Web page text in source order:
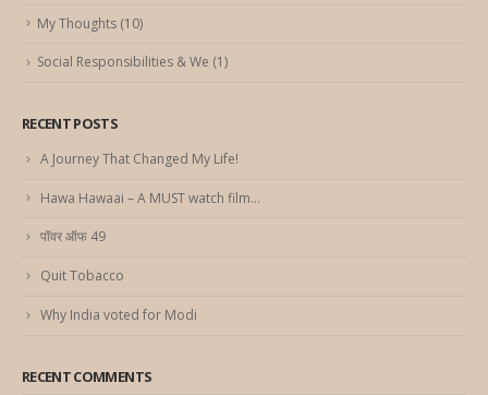
My Thoughts (10)
Social Responsibilities & We (1)
RECENT POSTS
A Journey That Changed My Life!
Hawa Hawaai – A MUST watch film…
पॉवर ऑफ 49
Quit Tobacco
Why India voted for Modi
RECENT COMMENTS